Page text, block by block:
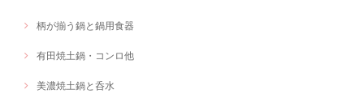
柄が揃う鍋と鍋用食器
有田焼土鍋・コンロ他
美濃焼土鍋と呑水